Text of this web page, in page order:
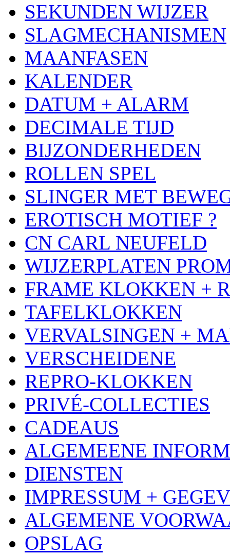
SEKUNDEN WIJZER
SLAGMECHANISMEN
MAANFASEN
KALENDER
DATUM + ALARM
DECIMALE TIJD
BIJZONDERHEDEN
ROLLEN SPEL
SLINGER MET
EROTISCH MOTIEF ?
CN CARL NEUFELD
WIJZERPLATEN
FRAME KLOKKEN +
TAFELKLOKKEN
VERVALSINGEN +
VERSCHEIDENE
REPRO-KLOKKEN
PRIVÉ-COLLECTIES
CADEAUS
ALGEMEENE
DIENSTEN
IMPRESSUM +
ALGEMENE
OPSLAG